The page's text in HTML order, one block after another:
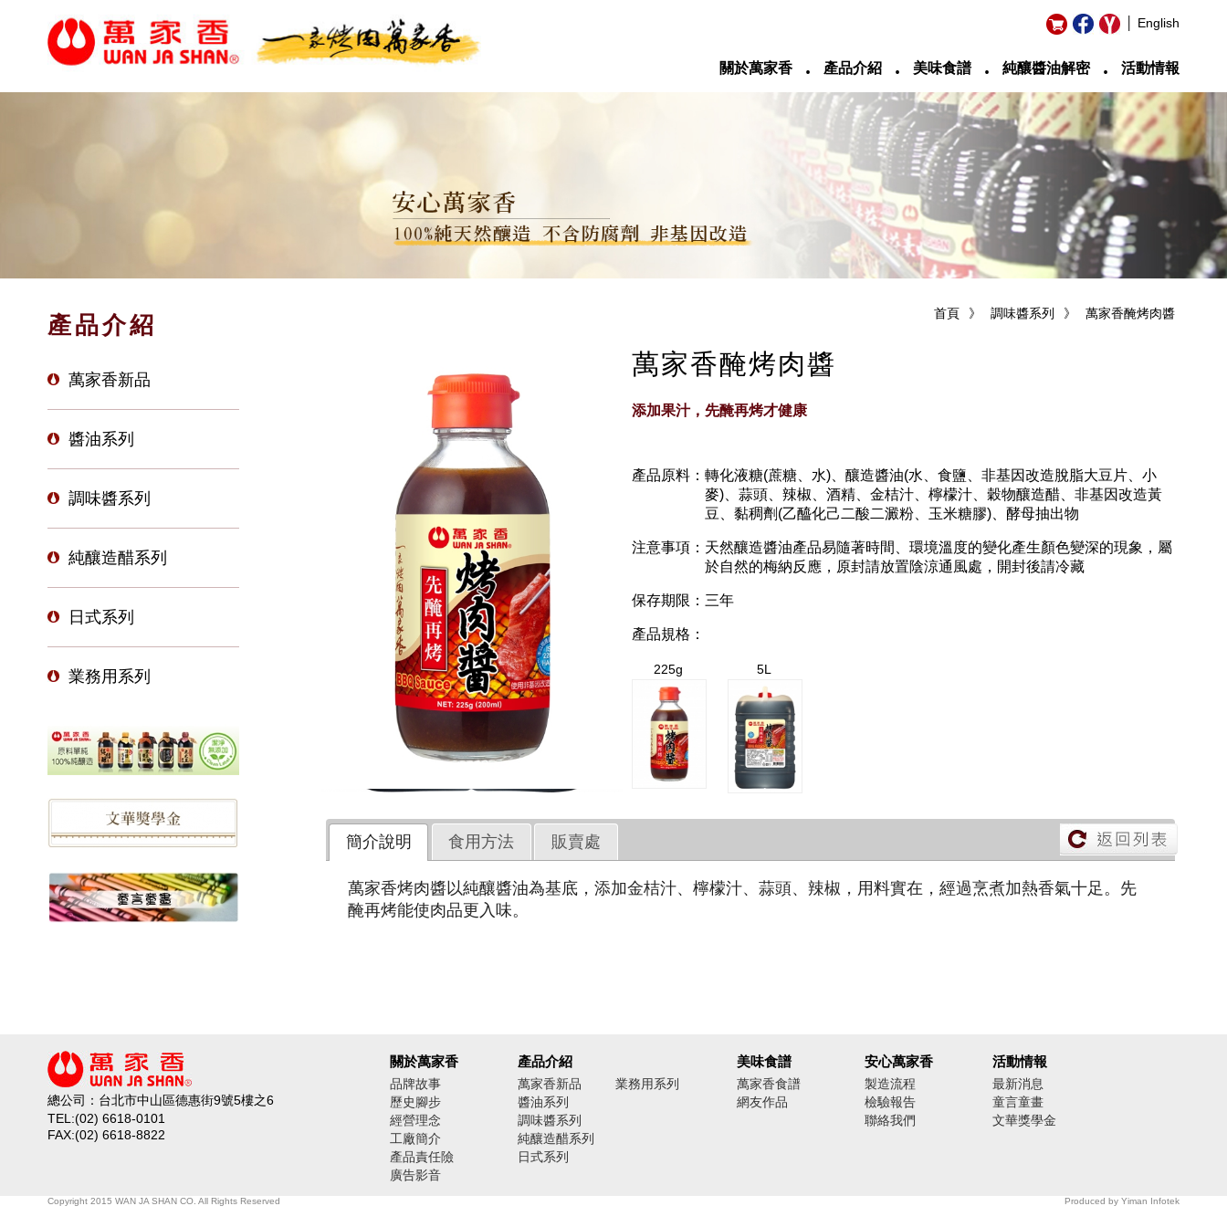
│ English
關於萬家香 ‧ 產品介紹 ‧ 美味食譜 ‧ 純釀醬油解密 ‧ 活動情報
產品介紹
萬家香新品
醬油系列
調味醬系列
純釀造醋系列
日式系列
業務用系列
萬家香醃烤肉醬
》
調味醬系列
》
首頁
萬家香醃烤肉醬
添加果汁，先醃再烤才健康
產品原料： 轉化液糖(蔗糖、水)、釀造醬油(水、食鹽、非基因改造脫脂大豆片、小
麥)、蒜頭、辣椒、酒精、金桔汁、檸檬汁、穀物釀造醋、非基因改造黃
豆、黏稠劑(乙醯化己二酸二澱粉、玉米糖膠)、酵母抽出物
注意事項： 天然釀造醬油產品易隨著時間、環境溫度的變化產生顏色變深的現象，屬
於自然的梅納反應，原封請放置陰涼通風處，開封後請冷藏
保存期限： 三年
產品規格：
225g 5L
簡介說明 食用方法 販賣處
萬家香烤肉醬以純釀醬油為基底，添加金桔汁、檸檬汁、蒜頭、辣椒，用料實在，經過烹煮加熱香氣十足。先
醃再烤能使肉品更入味。
關於萬家香
品牌故事
歷史腳步
經營理念
工廠簡介
產品責任險
廣告影音
產品介紹
萬家香新品
醬油系列
調味醬系列
純釀造醋系列
日式系列
業務用系列
美味食譜
萬家香食譜
網友作品
安心萬家香
製造流程
檢驗報告
聯絡我們
活動情報
最新消息
童言童畫
文華獎學金
總公司：台北市中山區德惠街9號5樓之6
TEL:(02) 6618-0101
FAX:(02) 6618-8822
Copyright 2015 WAN JA SHAN CO. All Rights Reserved Produced by Yiman Infotek